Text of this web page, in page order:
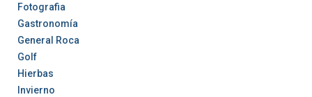
Fotografia
Gastronomía
General Roca
Golf
Hierbas
Invierno